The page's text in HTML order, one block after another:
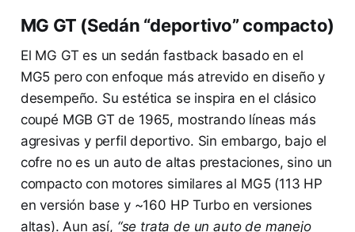
MG GT (Sedán “deportivo” compacto)
El MG GT es un sedán fastback basado en el
MG5 pero con enfoque más atrevido en diseño y
desempeño. Su estética se inspira en el clásico
coupé MGB GT de 1965, mostrando líneas más
agresivas y perfil deportivo. Sin embargo, bajo el
cofre no es un auto de altas prestaciones, sino un
compacto con motores similares al MG5 (113 HP
en versión base y ~160 HP Turbo en versiones
altas). Aun así, “se trata de un auto de manejo